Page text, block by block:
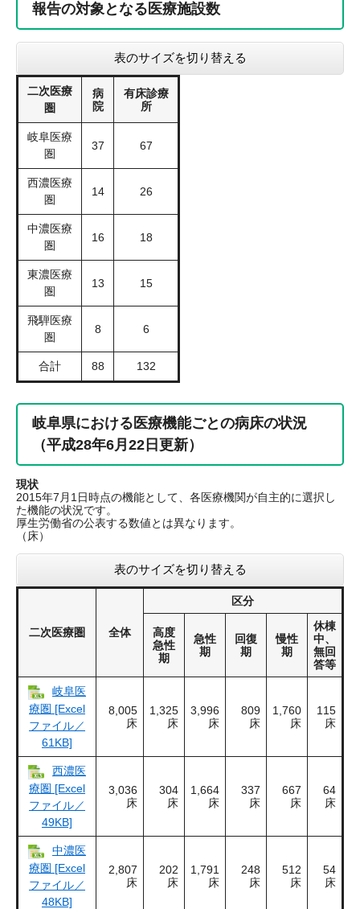
報告の対象となる医療施設数
表のサイズを切り替える
二次医療
圏
病
院
有床診療
所
岐阜医療
圏
37 67
西濃医療
圏
14 26
中濃医療
圏
16 18
東濃医療
圏
13 15
飛騨医療
圏
8 6
合計 88 132
岐阜県における医療機能ごとの病床の状況
（平成28年6月22日更新）
現状
2015年7月1日時点の機能として、各医療機関が自主的に選択し
た機能の状況です。
厚生労働省の公表する数値とは異なります。
​（床）
表のサイズを切り替える
二次医療圏 全体
区分
高度
急性
期
急性
期
回復
期
慢性
期
休棟
中、
無回
答等
岐阜医
療圏 [Excel
ファイル／
61KB]
8,005
床
1,325
床
3,996
床
809
床
1,760
床
115
床
西濃医
療圏 [Excel
ファイル／
49KB]
3,036
床
304
床
1,664
床
337
床
667
床
64
床
中濃医
療圏 [Excel
ファイル／
48KB]
2,807
床
202
床
1,791
床
248
床
512
床
54
床